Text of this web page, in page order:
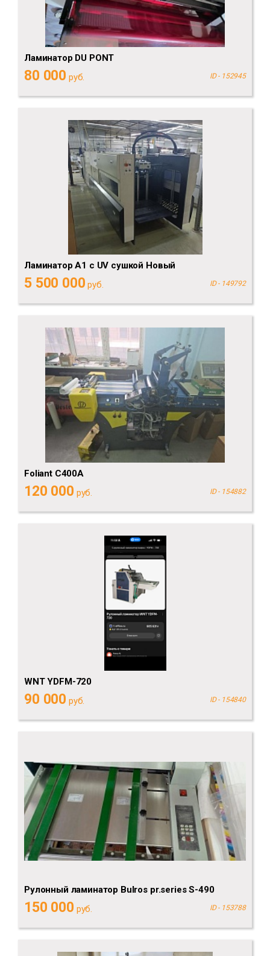
Ламинатор DU PONT
80 000 руб. ID - 152945
Ламинатор А1 с UV сушкой Новый
5 500 000 руб. ID - 149792
Foliant C400A
120 000 руб. ID - 154882
WNT YDFM-720
90 000 руб. ID - 154840
Рулонный ламинатор Bulros pr.series S-490
150 000 руб. ID - 153788